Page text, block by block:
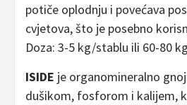
potiče oplodnju i povećava
cvjetova, što je posebno
Doza: 3-5 kg/stablu ili 60-80
ISIDE je organomineralno
dušikom, fosforom i kalijem,